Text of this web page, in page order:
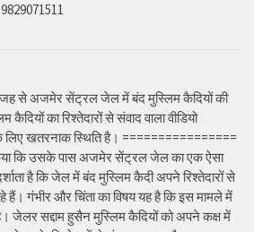
से अजमेर सेंट्रल जेल में बंद मुस्लिम कैदियों की
का रिश्तेदारों से संवाद वाला वीडियो
खतरनाक स्थिति है। ================
कि उसके पास अजमेर सेंट्रल जेल का एक ऐसा
है कि जेल में बंद मुस्लिम कैदी अपने रिश्तेदारों से
हैं। गंभीर और चिंता का विषय यह है कि इस मामले में
जेलर सद्दाम हुसैन मुस्लिम कैदियों को अपने कक्ष में